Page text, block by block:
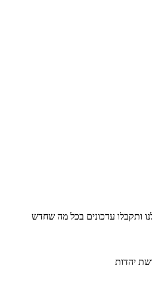
ותקבלו עדכונים בכל מה שחדש
יהדות